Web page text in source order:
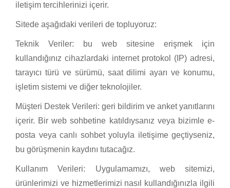
iletişim tercihlerinizi içerir.
Sitede aşağıdaki verileri de topluyoruz:
Teknik Veriler: bu web sitesine erişmek için
kullandığınız cihazlardaki internet protokol (IP) adresi,
tarayıcı türü ve sürümü, saat dilimi ayarı ve konumu,
işletim sistemi ve diğer teknolojiler.
Müşteri Destek Verileri: geri bildirim ve anket yanıtlarını
içerir. Bir web sohbetine katıldıysanız veya bizimle e-
posta veya canlı sohbet yoluyla iletişime geçtiyseniz,
bu görüşmenin kaydını tutacağız.
Kullanım Verileri: Uygulamamızı, web sitemizi,
ürünlerimizi ve hizmetlerimizi nasıl kullandığınızla ilgili